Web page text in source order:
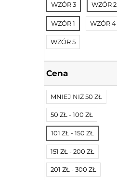
WZÓR 3 WZÓR 2
WZÓR 1 WZÓR 4
WZÓR 5
Cena
MNIEJ NIŻ 50 ZŁ
50 ZŁ - 100 ZŁ
101 ZŁ - 150 ZŁ
151 ZŁ - 200 ZŁ
201 ZŁ - 300 ZŁ